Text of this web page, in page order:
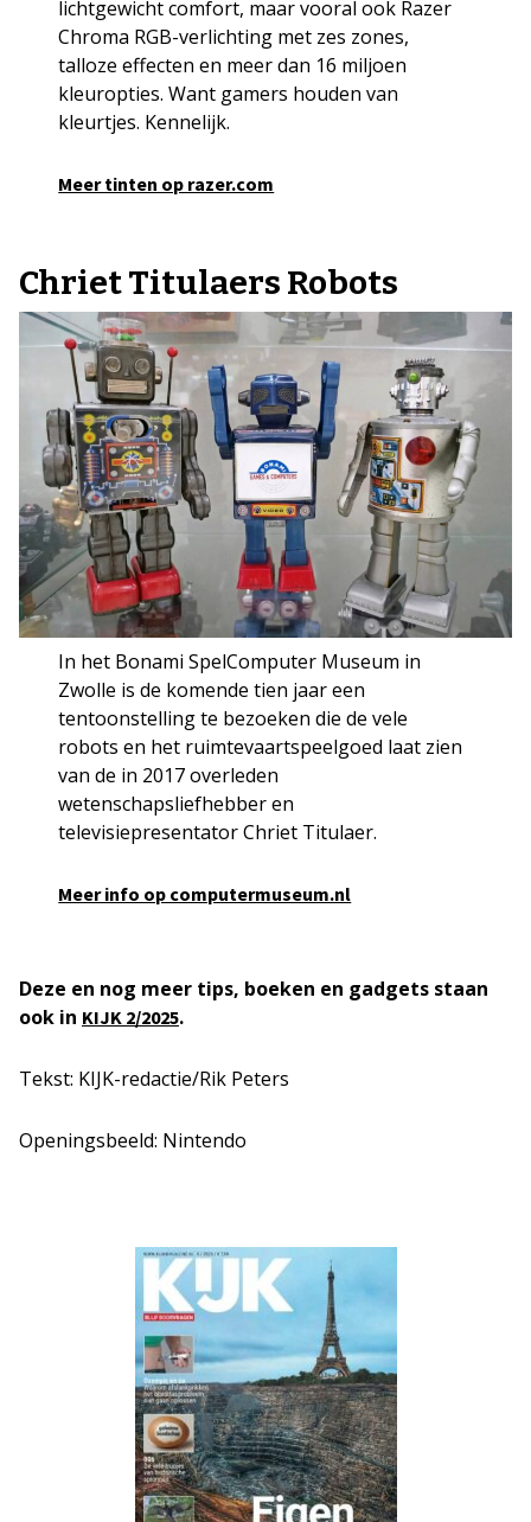
lichtgewicht comfort, maar vooral ook Razer
Chroma RGB-verlichting met zes zones,
talloze effecten en meer dan 16 miljoen
kleuropties. Want gamers houden van
kleurtjes. Kennelijk.
Meer tinten op razer.com
Chriet Titulaers Robots
In het Bonami SpelComputer Museum in
Zwolle is de komende tien jaar een
tentoonstelling te bezoeken die de vele
robots en het ruimtevaartspeelgoed laat zien
van de in 2017 overleden
wetenschapsliefhebber en
televisiepresentator Chriet Titulaer.
Meer info op computermuseum.nl
Deze en nog meer tips, boeken en gadgets staan
ook in KIJK 2/2025.
Tekst: KIJK-redactie/Rik Peters
Openingsbeeld: Nintendo